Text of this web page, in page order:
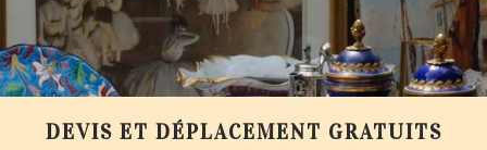
DEVIS ET DÉPLACEMENT GRATUITS